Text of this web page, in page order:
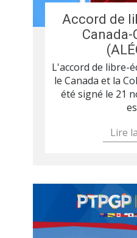
Accord de
L'accord de libre-
le Canada et la
été signé le 21
Lire